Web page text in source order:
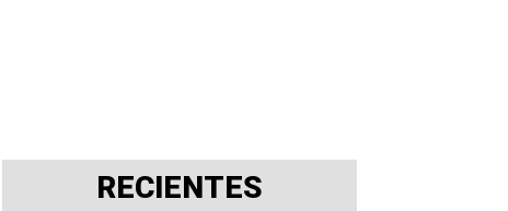
RECIENTES